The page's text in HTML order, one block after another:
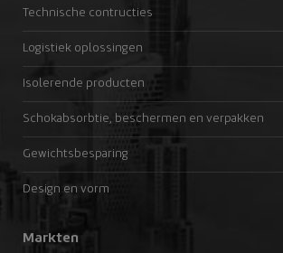
Technische contructies
Logistiek oplossingen
Isolerende producten
Schokabsorbtie, beschermen en verpakken
Gewichtsbesparing
Design en vorm
Markten